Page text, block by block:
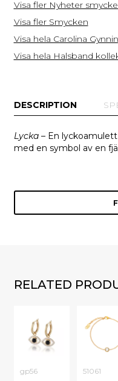
Visa fler Nyheter
Visa fler Smycken
Visa hela Carolina
Visa hela Halsband
DESCRIPTION
Lycka – En
med en symbol av en
RELATED
gp56 51061